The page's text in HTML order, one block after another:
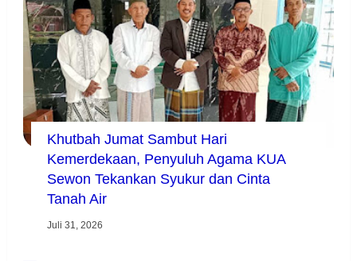
Khutbah Jumat Sambut Hari
Kemerdekaan, Penyuluh Agama KUA
Sewon Tekankan Syukur dan Cinta
Tanah Air
Juli 31, 2026